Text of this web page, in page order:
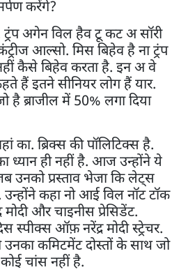
करेंगे?
अगेन विल हैव टू कट अ सॉरी
आल्सो. मिस बिहेव है ना ट्रंप
कैसे बिहेव करता है. इन अ वे
हैं इतने सीनियर लोग हैं यार.
ब्राजील में 50% लगा दिया
का. ब्रिक्स की पॉलिटिक्स है.
ध्यान ही नहीं है. आज उन्होंने ये
उनको प्रस्ताव भेजा कि लेट्स
कहा नो आई विल नॉट टॉक
और चाइनीस प्रेसिडेंट.
स्पीक्स ऑफ़ नरेंद्र मोदी स्ट्रेचर.
कमिटमेंट दोस्तों के साथ जो
चांस नहीं है.